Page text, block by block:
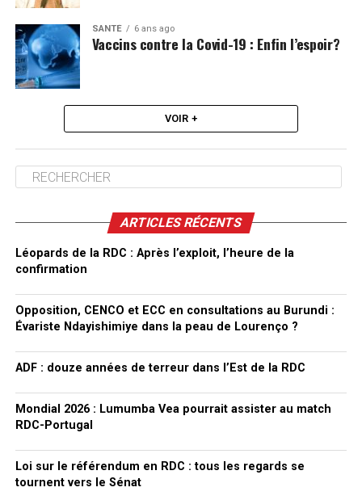
SANTÉ 6 ans ago
Vaccins contre la Covid-19 : Enfin l’espoir?
VOIR +
ARTICLES RÉCENTS
Léopards de la RDC : Après l’exploit, l’heure de la
confirmation
Opposition, CENCO et ECC en consultations au Burundi :
Évariste Ndayishimiye dans la peau de Lourenço ?
ADF : douze années de terreur dans l’Est de la RDC
Mondial 2026 : Lumumba Vea pourrait assister au match
RDC-Portugal
Loi sur le référendum en RDC : tous les regards se
tournent vers le Sénat